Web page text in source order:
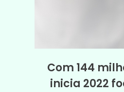
Com 144
inicia 2022